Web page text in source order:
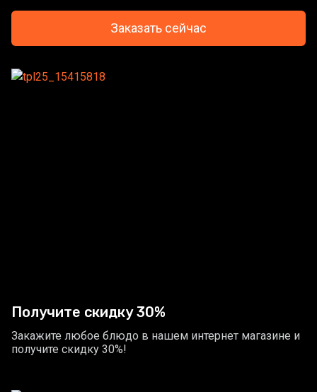
Заказать сейчас
Получите скидку 30%
Закажите любое блюдо в нашем интернет магазине и
получите скидку 30%!